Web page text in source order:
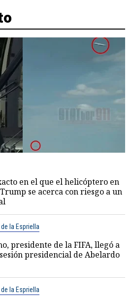
en el que el helicóptero en
se acerca con riesgo a un
la Espriella
presidente de la FIFA, llegó a
presidencial de Abelardo
la Espriella